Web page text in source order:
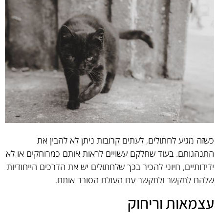
כשזה מגיע לחתולים, לעתים קרובות ניתן לא להבין את
התנהגותם. בעוד שחלקם עשויים לראות אותם כמרוחקים או לא
ידידותיים, חיוני להכיר בכך שלחתולים יש את הדרכים הייחודיות
שלהם לתקשר ולתקשר עם העולם הסובב אותם.
עצמאות וריחוק